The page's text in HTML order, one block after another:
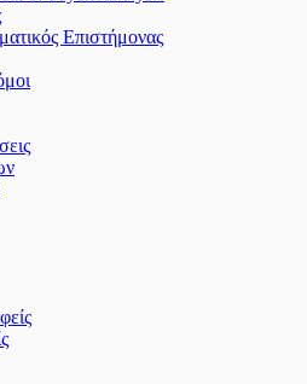
Επιστήμονας